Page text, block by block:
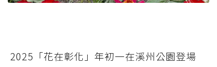
2025「花在彰化」年初一在溪州公園登場